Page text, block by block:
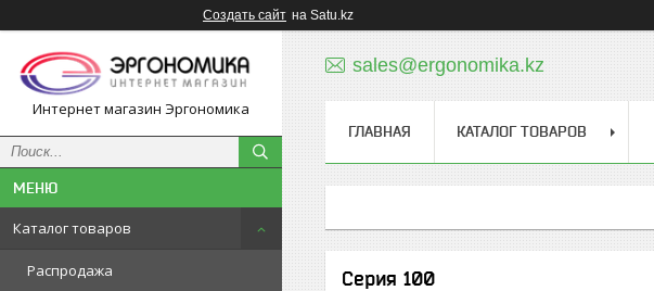
Создать сайт на Satu.kz
Интернет магазин Эргономика
Каталог товаров
Распродажа
sales@ergonomika.kz
ГЛАВНАЯ КАТАЛОГ ТОВАРОВ
Серия 100